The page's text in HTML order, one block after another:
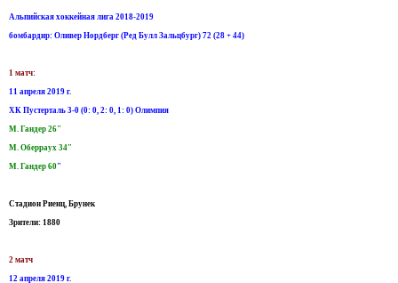
Альпийская хоккейная лига 2018-2019
бомбардир: Оливер Нордберг (Ред Булл Зальцбург) 72 (28 + 44)
1 матч:
11 апреля 2019 г.
ХК Пустерталь 3-0 (0: 0, 2: 0, 1: 0) Олимпия
М. Гандер 26"
М. Оберраух 34"
М. Гандер 60"
Стадион Риенц, Брунек
Зрители: 1880
2 матч
12 апреля 2019 г.